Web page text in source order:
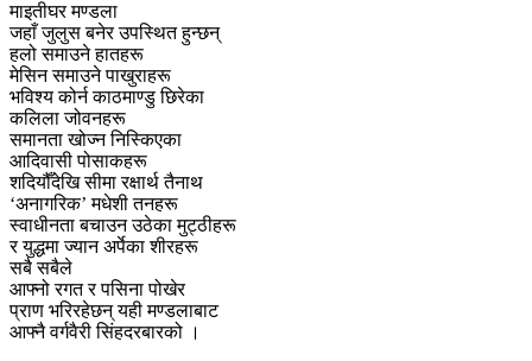
माइतीघर मण्डला
जहाँ जुलुस बनेर उपस्थित हुन्छन्
हलो समाउने हातहरू
मेसिन समाउने पाखुराहरू
भविश्य कोर्न काठमाण्डु छिरेका
कलिला जोवनहरू
समानता खोज्न निस्किएका
आदिवासी पोसाकहरू
शदियौँदेखि सीमा रक्षार्थ तैनाथ
‘अनागरिक’ मधेशी तनहरू
स्वाधीनता बचाउन उठेका मुट्ठीहरू
र युद्धमा ज्यान अर्पेका शीरहरू
सबै सबैले
आफ्नो रगत र पसिना पोखेर
प्राण भरिरहेछन् यही मण्डलाबाट
आफ्नै वर्गवैरी सिंहदरबारको ।